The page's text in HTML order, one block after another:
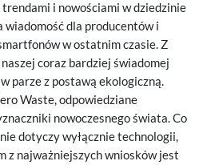
i nowościami w dziedzinie
dla producentów i
w ostatnim czasie. Z
coraz bardziej świadomej
parze z postawą ekologiczną.
Waste, odpowiedziane
nowoczesnego świata. Co
dotyczy wyłącznie technologii,
z najważniejszych wniosków jest